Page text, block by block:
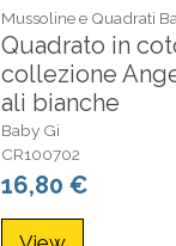
Mussoline e Quadrati
Quadrato in
collezione
ali bianche
Baby Gi
CR100702
16,80 €